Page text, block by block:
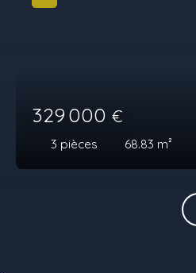
329 000 €
3 pièces 68.83 m²